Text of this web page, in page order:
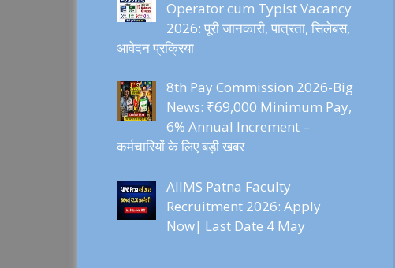
Operator cum Typist Vacancy
2026: पूरी जानकारी, पात्रता, सिलेबस,
आवेदन प्रक्रिया
8th Pay Commission 2026-Big
News: ₹69,000 Minimum Pay,
6% Annual Increment –
कर्मचारियों के लिए बड़ी खबर
AIIMS Patna Faculty
Recruitment 2026: Apply
Now| Last Date 4 May